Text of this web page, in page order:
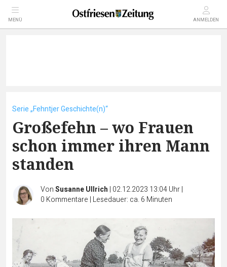
MENÜ ANMELDEN
Serie „Fehntjer Geschichte(n)“
Großefehn – wo Frauen
schon immer ihren Mann
standen
VonSusanne Ullrich | 02.12.2023 13:04 Uhr|
0 Kommentare | Lesedauer: ca. 6 Minuten